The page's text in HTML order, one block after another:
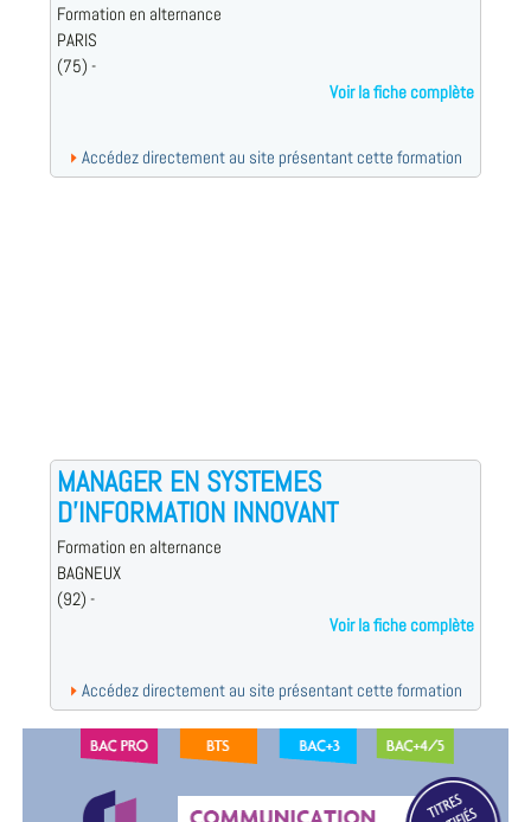
Formation en alternance
PARIS
(75) -
Voir la fiche complète
Accédez directement au site présentant cette formation
MANAGER EN SYSTEMES
D'INFORMATION INNOVANT
Formation en alternance
BAGNEUX
(92) -
Voir la fiche complète
Accédez directement au site présentant cette formation